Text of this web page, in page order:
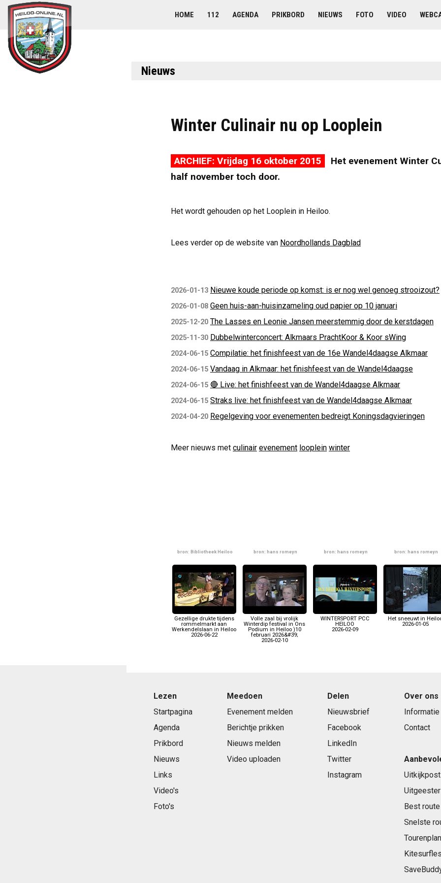
HOME 112 AGENDA PRIKBORD NIEUWS FOTO VIDEO
Nieuws
Winter Culinair nu op Looplein
ARCHIEF: Vrijdag 16 oktober 2015
Het evenement Winter
half november toch door.
Het wordt gehouden op het Looplein in Heiloo.
Lees verder op de website van Noordhollands Dagblad
2026-01-13 Nieuwe koude periode op komst: is er nog wel genoeg strooizout?
2026-01-08 Geen huis-aan-huisinzameling oud papier op 10 januari
2025-12-20 The Lasses en Leonie Jansen meerstemmig door de kerstdagen
2025-11-30 Dubbelwinterconcert: Alkmaars PrachtKoor & Koor sWing
2024-06-15 Compilatie: het finishfeest van de 16e Wandel4daagse Alkmaar
2024-06-15 Vandaag in Alkmaar: het finishfeest van de Wandel4daagse
2024-06-15 🔴 Live: het finishfeest van de Wandel4daagse Alkmaar
2024-06-15 Straks live: het finishfeest van de Wandel4daagse Alkmaar
2024-04-20 Regelgeving voor evenementen bedreigt Koningsdagvieringen
Meer nieuws met culinair evenement looplein winter
bron: Bibliotheek Heiloo bron: hans romeyn bron: hans romeyn bron: hans romeyn
Gezellige drukte tijdens
rommelmarkt aan
Werkendelslaan in Heiloo
2026-06-22
Volle zaal bij vrolijk
Winterdip festival in Ons
Podium in Heiloo )10
februari 2026&#39;
2026-02-10
WINTERSPORT PCC
HEILOO
2026-02-09
Het sneeuwt in
2026-01-05
Lezen
Startpagina
Agenda
Prikbord
Nieuws
Links
Video's
Foto's
Meedoen
Evenement melden
Berichtje prikken
Nieuws melden
Video uploaden
Delen
Nieuwsbrief
Facebook
LinkedIn
Twitter
Instagram
Over ons
Informatie
Contact
Uitkijkpost
Uitgeester
Best
Snelste